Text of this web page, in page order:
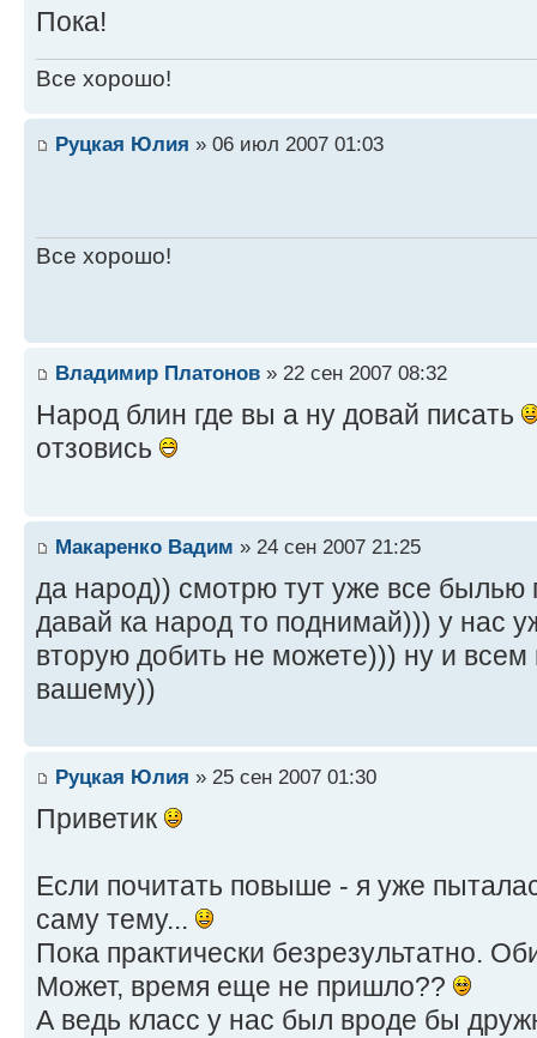
Пока!
Все хорошо!
Руцкая Юлия » 06 июл 2007 01:03
Все хорошо!
Владимир Платонов » 22 сен 2007 08:32
Народ блин где вы а ну довай писать
отзовись
Макаренко Вадим » 24 сен 2007 21:25
да народ)) смотрю тут уже все былью
давай ка народ то поднимай))) у нас
вторую добить не можете))) ну и всем
вашему))
Руцкая Юлия » 25 сен 2007 01:30
Приветик
Если почитать повыше - я уже
саму тему...
Пока практически безрезультатно.
Может, время еще не пришло??
А ведь класс у нас был вроде бы